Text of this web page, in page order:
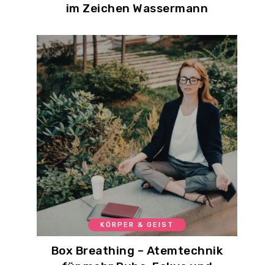
im Zeichen Wassermann
KÖRPER & GEIST
Box Breathing – Atemtechnik